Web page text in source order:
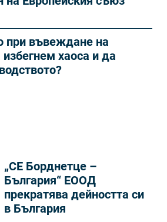
при въвеждане на
хаоса и да
„СЕ Борднетце –
България“ ЕООД
прекратява дейността си
в България